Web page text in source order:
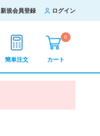
新規会員登録 ログイン
簡単注文
0
カート